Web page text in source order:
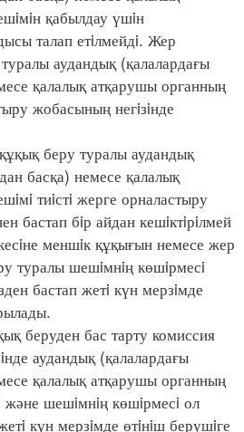
қабылдау үшiн
талап етiлмейдi. Жер
аудандық (қалалардағы
қалалық атқарушы органның
жобасының негiзiнде
беру туралы аудандық
басқа) немесе қалалық
тиiстi жерге орналастыру
бастап бiр айдан кешiктiрiлмей
меншiк құқығын немесе жер
туралы шешiмнiң көшiрмесi
бастап жетi күн мерзiмде
беруден бас тарту комиссия
аудандық (қалалардағы
қалалық атқарушы органның
шешiмнiң көшiрмесi ол
күн мерзiмде өтiнiш берушiге